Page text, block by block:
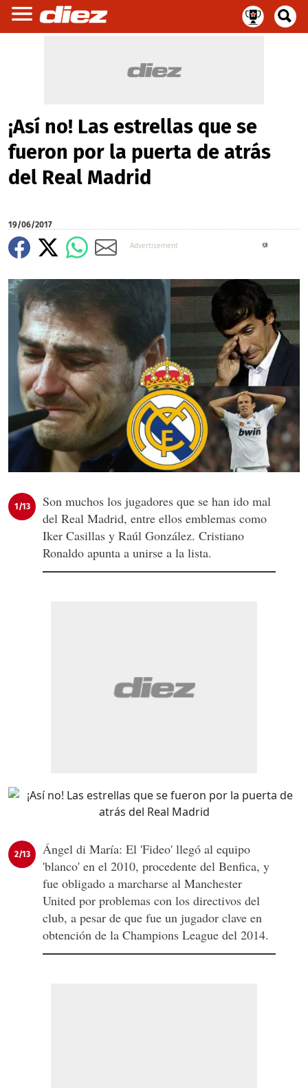
¡Así no! Las estrellas que se
fueron por la puerta de atrás
del Real Madrid
19/06/2017
1/13
Son muchos los jugadores que se han ido mal
del Real Madrid, entre ellos emblemas como
Iker Casillas y Raúl González. Cristiano
Ronaldo apunta a unirse a la lista.
2/13
Ángel di María: El 'Fideo' llegó al equipo
'blanco' en el 2010, procedente del Benfica, y
fue obligado a marcharse al Manchester
United por problemas con los directivos del
club, a pesar de que fue un jugador clave en
obtención de la Champions League del 2014.
X